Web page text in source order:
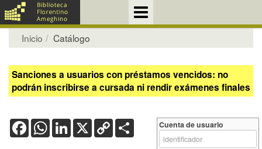
Inicio Catálogo
Sanciones a usuarios con préstamos vencidos: no
podrán inscribirse a cursada ni rendir exámenes finales
FacebookWhatsApp
LinkedIn
X Copy
Link
Cuenta de usuario